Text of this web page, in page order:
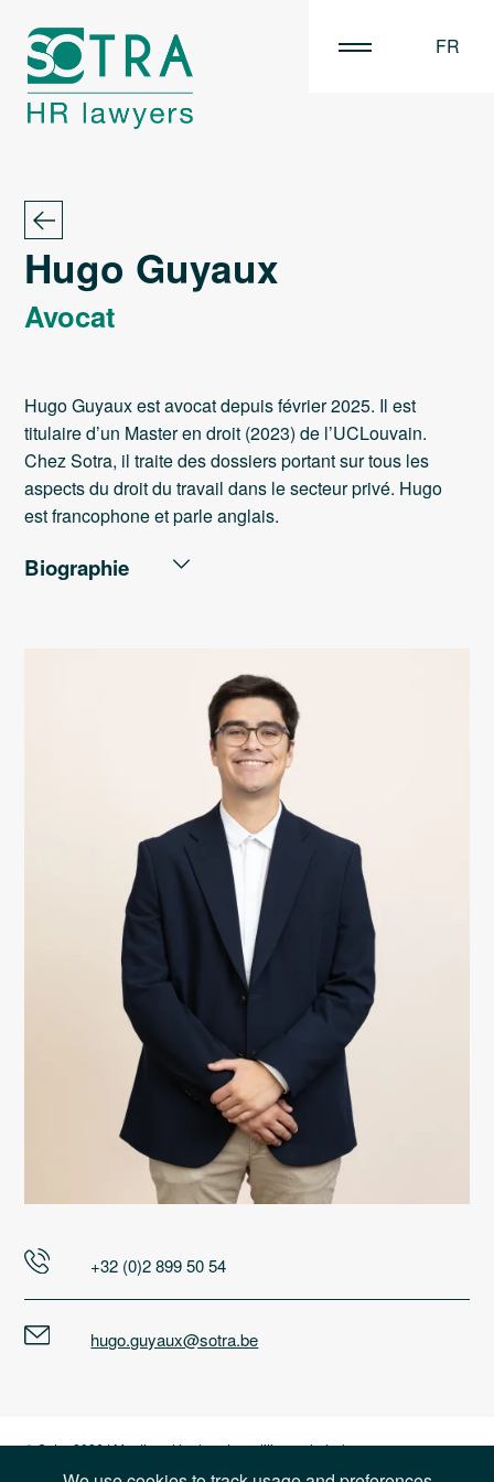
FR
Hugo Guyaux
Avocat
Hugo Guyaux est avocat depuis février 2025. Il est
titulaire d’un Master en droit (2023) de l’UCLouvain.
Chez Sotra, il traite des dossiers portant sur tous les
aspects du droit du travail dans le secteur privé. Hugo
est francophone et parle anglais.
Biographie
Sotra : Avocat (2025 - …)
Auditorat du travail du Hainaut, division Charleroi :
PARCOURS ACADEMIQUE
UCLouvain: Master en droit finalité droit civil et pénal
(2023, grande distinction)
UCLouvain: Bachelier en droit (2021, distinction)
+32 (0)2 899 50 54
hugo.guyaux@sotra.be
© Sotra 2026 |Mentions légales et conditions générales